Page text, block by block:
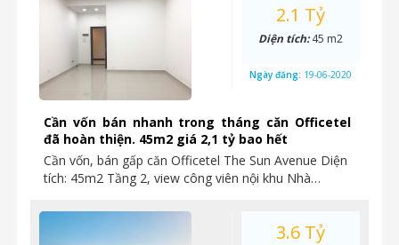
Cần vốn bán nhanh trong tháng căn Officetel
đã hoàn thiện. 45m2 giá 2,1 tỷ bao hết
Cần vốn, bán gấp căn Officetel The Sun Avenue Diện
tích: 45m2 Tầng 2, view công viên nội khu Nhà…
2.1 Tỷ
Diện tích:45 m2
Ngày đăng: 19-06-2020
3.6 Tỷ